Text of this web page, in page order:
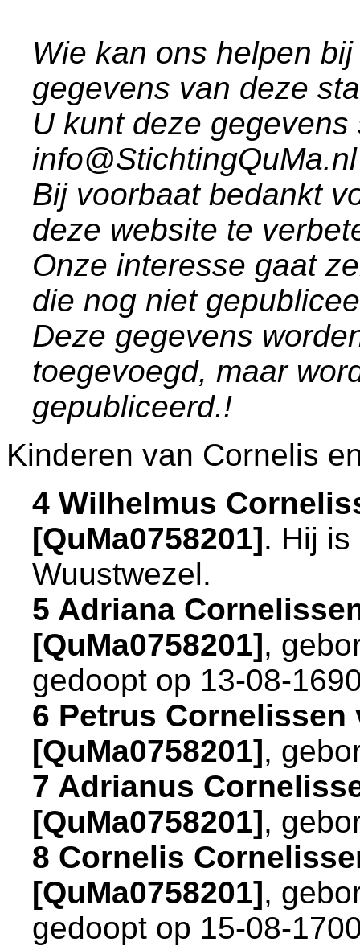
Wie kan ons helpen
gegevens van deze
U kunt deze
info@StichtingQuMa.nl
Bij voorbaat bedankt
deze website te
Onze interesse gaat
die nog niet
Deze gegevens
toegevoegd, maar
gepubliceerd.!
Kinderen van Cornelis
4 Wilhelmus
[QuMa0758201]. Hij
Wuustwezel.
5 Adriana
[QuMa0758201],
gedoopt op 13-08-
6 Petrus Cornelissen
[QuMa0758201],
7 Adrianus
[QuMa0758201],
8 Cornelis
[QuMa0758201],
gedoopt op 15-08-